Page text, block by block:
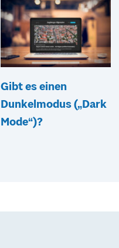
Gibt es einen
Dunkelmodus („Dark
Mode“)?